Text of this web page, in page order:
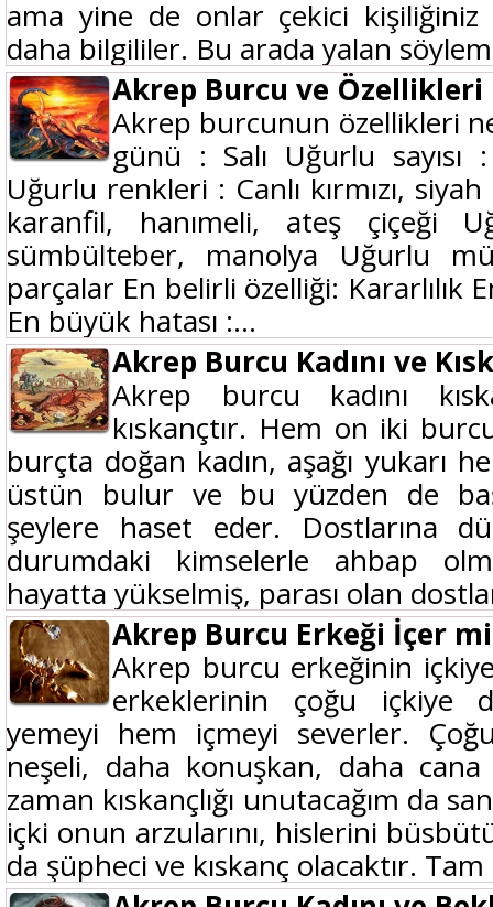
ama yine de onlar çekici kişiliğiniz
daha bilgililer. Bu arada yalan
Akrep Burcu ve Özellikleri
Akrep burcunun özellikleri
günü : Salı Uğurlu
Uğurlu renkleri : Canlı kırmızı,
karanfil, hanımeli, ateş çiçeği
sümbülteber, manolya Uğurlu
parçalar En belirli özelliği: Kararlılık
En büyük hatası :...
Akrep Burcu Kadını ve
Akrep burcu kadını
kıskançtır. Hem on iki
burçta doğan kadın, aşağı yukarı
üstün bulur ve bu yüzden de
şeylere haset eder. Dostlarına
durumdaki kimselerle ahbap
hayatta yükselmiş, parası olan
Akrep Burcu Erkeği İçer mi
Akrep burcu erkeğinin
erkeklerinin çoğu içkiye
yemeyi hem içmeyi severler.
neşeli, daha konuşkan, daha
zaman kıskançlığı unutacağım da
içki onun arzularını, hislerini
da şüpheci ve kıskanç olacaktır.